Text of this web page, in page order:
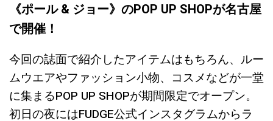
《ポール & ジョー》のPOP UP SHOPが名古屋
で開催！
今回の誌面で紹介したアイテムはもちろん、ルー
ムウエアやファッション小物、コスメなどが一堂
に集まるPOP UP SHOPが期間限定でオープン。
初日の夜にはFUDGE公式インスタグラムからラ